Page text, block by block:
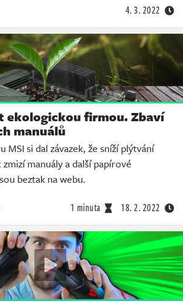
4. 3. 2022
ekologickou firmou. Zbaví
manuálů
MSI si dal závazek, že sníží plýtvání
manuály a další papírové
beztak na webu.
1 minuta 18. 2. 2022